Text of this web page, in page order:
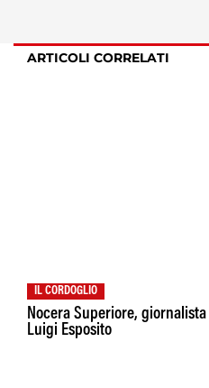
ARTICOLI CORRELATI
IL CORDOGLIO
Nocera Superiore,
Luigi Esposito